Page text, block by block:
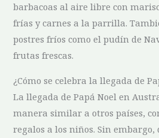
barbacoas al aire libre con
frías y carnes a la⁢ parrilla.
postres fríos como⁢ el pudín de
frutas frescas.
¿Cómo⁢ se celebra la llegada de
La llegada ⁤de Papá Noel ⁣en
manera similar a otros países,
regalos a los niños. Sin⁢